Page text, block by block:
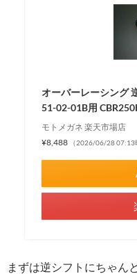
オーバーレーシング
51-02-01B用
モトメガネ 楽天市場店
¥8,488
（2026/06/28 07:13
まずは逆シフトにちゃん